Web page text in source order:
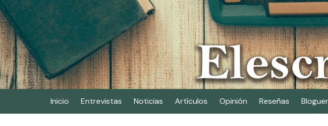
Skip
to
content
Elescritor.es
El periódico digital de los escritores
Inicio Entrevistas Noticias Artículos Opinión Reseñas